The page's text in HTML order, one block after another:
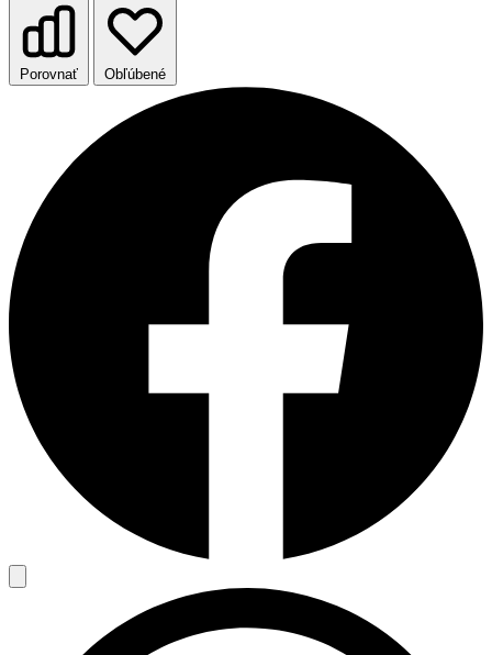
Porovnať Obľúbené